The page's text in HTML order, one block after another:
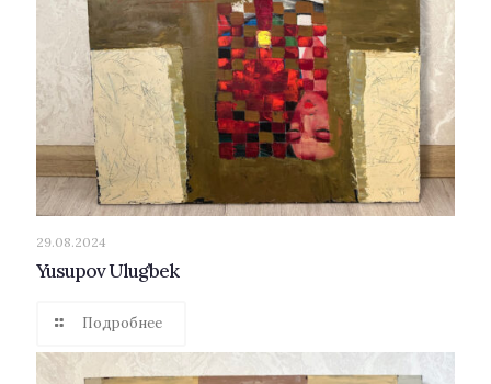
29.08.2024
Yusupov Ulug’bek
Подробнее